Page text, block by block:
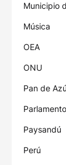
Municipio
Música
OEA
ONU
Pan de
Parlamento
Paysandú
Perú